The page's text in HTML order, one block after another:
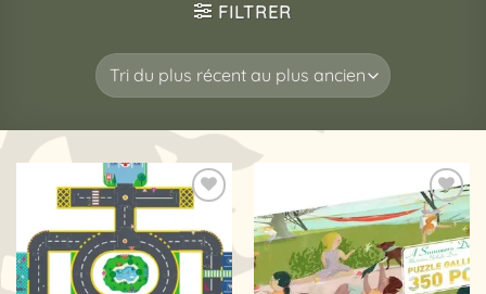
FILTRER
à la
liste
d’envies
Ajouter
à la
liste
d’envies